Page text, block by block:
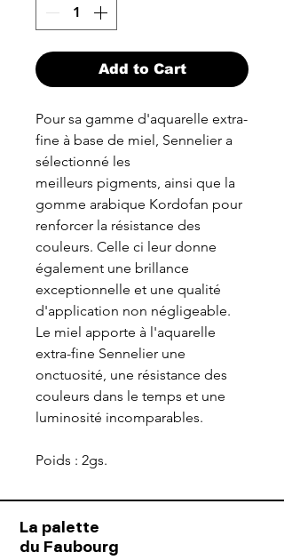
Add to Cart
Pour sa gamme d'aquarelle extra-
fine à base de miel, Sennelier a
sélectionné les
meilleurs pigments, ainsi que la
gomme arabique Kordofan pour
renforcer la résistance des
couleurs. Celle ci leur donne
également une brillance
exceptionnelle et une qualité
d'application non négligeable.
Le miel apporte à l'aquarelle
extra-fine Sennelier une
onctuosité, une résistance des
couleurs dans le temps et une
luminosité incomparables.
Poids : 2gs.
La palette
du Faubourg